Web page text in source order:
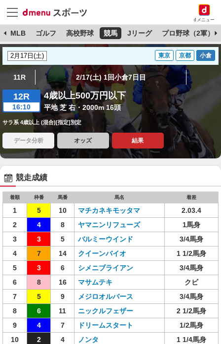
dメニュー
MLB ゴルフ 高校野球 競馬 Jリーグ プロ野球（2軍）
東京 京都 小倉
11R 2/17(土) 1回小倉7日目
12R
16:10
4歳以上500万円以下
平地 芝 右・2000m 16頭
サラ系 4歳以上 (混合)[指定]別定
データ分析 オッズ 結果
競走成績
着順 枠番 馬番 馬名 着差
1 5 10 マチカネキモッタマ
2.03.4
2
4 8 ヤマニンリフューズ
1馬身
3
3 5 バルミーウインド
3/4馬身
4
7 14 クイーンバイオ
1 1/2馬身
5
3 6 シメニブライアン
3/4馬身
6
8 16 マサムテキ
クビ
7
5 9 メジロオルバース
3/4馬身
8
6 11 ニックルフェザー
2 1/2馬身
9
4 7 ドリームスタート
1/2馬身
10
2 4 ノンタ
1 1/4馬身